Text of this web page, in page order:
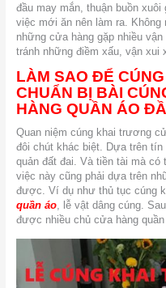
đầu may mắn, thuận buồn
việc mới ăn nên làm ra. Không
những cửa hàng gặp nhiều
tránh những điềm xấu, vận xui
LÀM SAO ĐỂ
CHUẨN BỊ BÀI
HÀNG QUẦN ÁO
Quan niệm cúng khai trương
đôi chút khác biệt. Dựa trên
quản đất đai. Và tiền tài mà có
việc này cũng phải dựa trên
được. Ví dụ như thủ tục cúng
quần áo, lễ vật dâng cúng.
được nhiều chủ cửa hàng